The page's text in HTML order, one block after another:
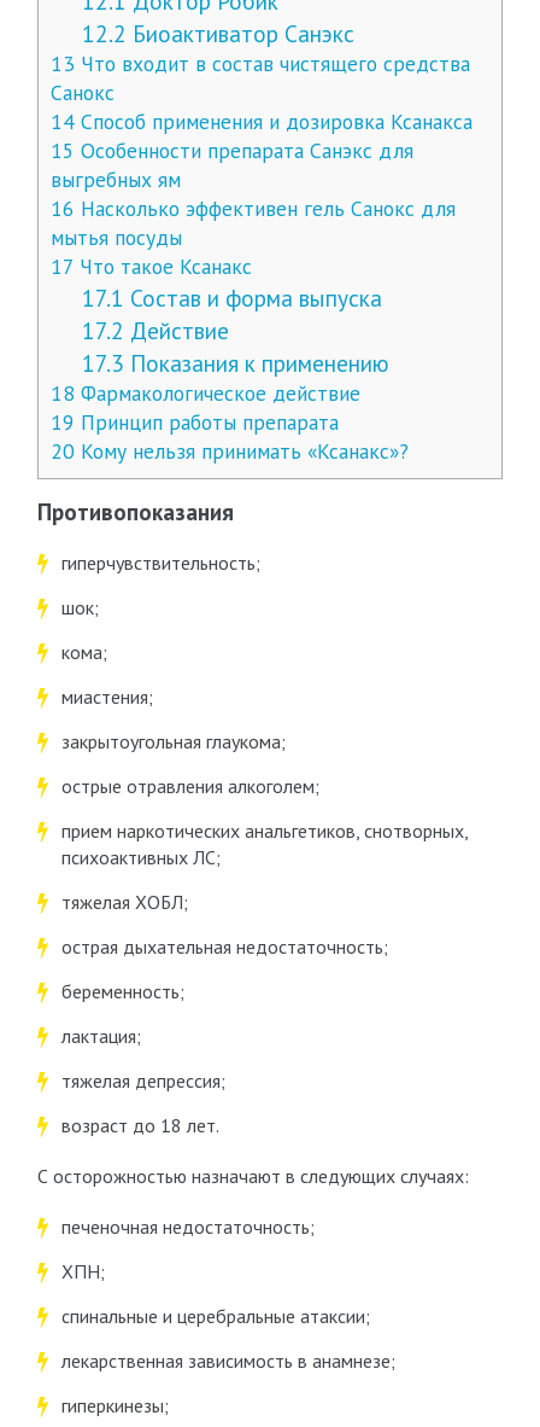
12.2 Биоактиватор Санэкс
13 Что входит в состав чистящего средства
Санокс
14Способ применения и дозировка Ксанакса
15 Особенности препарата Санэкс для
выгребных ям
16 Насколько эффективен гель Санокс для
мытья посуды
17 Что такое Ксанакс
17.1 Состав и форма выпуска
17.2 Действие­
17.3 Показания к применению
18 Фармакологическое действие
19 Принцип работы препарата
20Кому нельзя принимать «Ксанакс»?
Противопоказания
гиперчувствительность;
шок;
кома;
миастения;
закрытоугольная глаукома;
острые отравления алкоголем;
прием наркотических анальгетиков, снотворных,
психоактивных ЛС;
тяжелая ХОБЛ;
острая дыхательная недостаточность;
беременность;
лактация;
тяжелая депрессия;
возраст до 18 лет.
С осторожностью назначают в следующих случаях:
печеночная недостаточность;
ХПН;
спинальные и церебральные атаксии;
лекарственная зависимость в анамнезе;
гиперкинезы;